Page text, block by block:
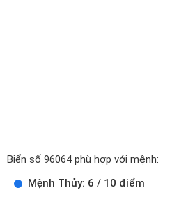
Biển số 96064 phù hợp với mệnh:
Mệnh Thủy: 6 / 10 điểm